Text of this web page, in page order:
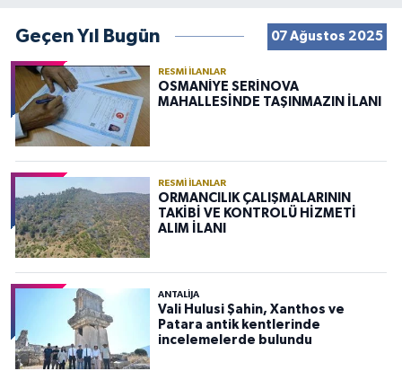
Geçen Yıl Bugün 07 Ağustos 2025
RESMI İLANLAR
OSMANİYE SERİNOVA
MAHALLESİNDE TAŞINMAZIN İLANI
RESMI İLANLAR
ORMANCILIK ÇALIŞMALARININ
TAKİBİ VE KONTROLÜ HİZMETİ
ALIM İLANI
ANTALIJA
Vali Hulusi Şahin, Xanthos ve
Patara antik kentlerinde
incelemelerde bulundu